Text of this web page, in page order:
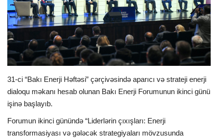
İDMAN
FORMULA 1
ANALİTİKA
Multimedia
31-ci “Bakı Enerji Həftəsi” çərçivəsində aparıcı və strateji enerji
dialoqu məkanı hesab olunan Bakı Enerji Forumunun ikinci günü
işinə başlayıb.
Forumun ikinci günündə “Liderlərin çıxışları: Enerji
transformasiyası və gələcək strategiyaları mövzusunda